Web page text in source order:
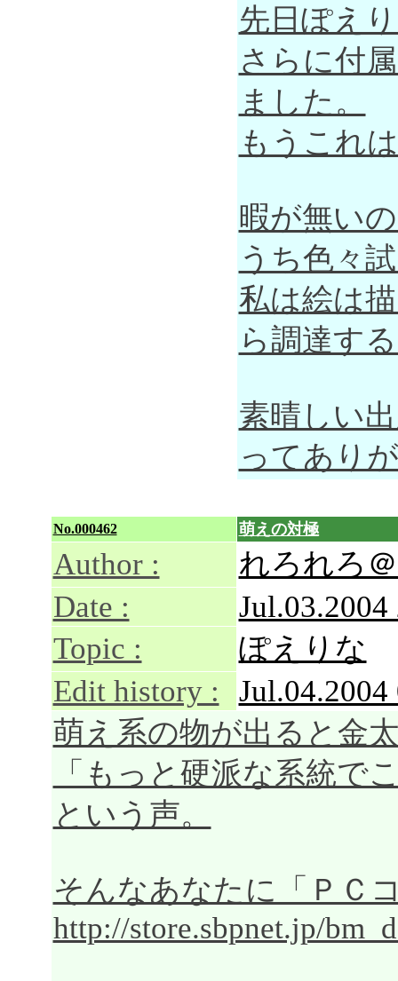
先日ぽえ
さらに付
ました。
もうこれ
暇が無い
うち色々
私は絵は
ら調達す
素晴しい
ってあり
No.000462 萌えの対極
Author :
れろれろ
Date :
Jul.03.2004
Topic :
ぽえりな
Edit history :
Jul.04.2004
萌え系の物が出ると金
「もっと硬派な系統で
という声。
そんなあなたに「ＰＣ
http://store.sbpnet.jp/